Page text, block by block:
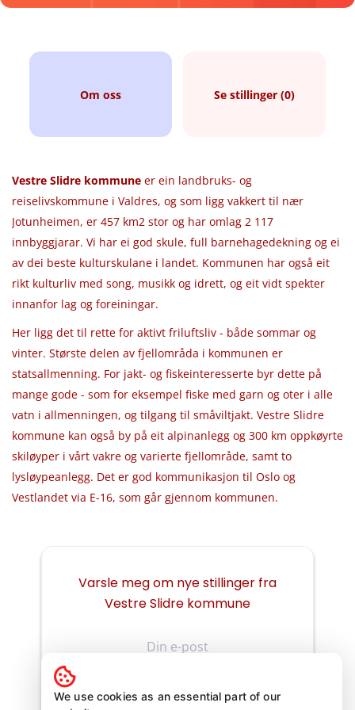
Om oss Se stillinger (0)
Vestre Slidre kommune er ein landbruks- og
reiselivskommune i Valdres, og som ligg vakkert til nær
Jotunheimen, er 457 km2 stor og har omlag 2 117
innbyggjarar. Vi har ei god skule, full barnehagedekning og ei
av dei beste kulturskulane i landet. Kommunen har også eit
rikt kulturliv med song, musikk og idrett, og eit vidt spekter
innanfor lag og foreiningar.
Her ligg det til rette for aktivt friluftsliv - både sommar og
vinter. Største delen av fjellområda i kommunen er
statsallmenning. For jakt- og fiskeinteresserte byr dette på
mange gode - som for eksempel fiske med garn og oter i alle
vatn i allmenningen, og tilgang til småviltjakt. Vestre Slidre
kommune kan også by på eit alpinanlegg og 300 km oppkøyrte
skiløyper i vårt vakre og varierte fjellområde, samt to
lysløypeanlegg. Det er god kommunikasjon til Oslo og
Vestlandet via E-16, som går gjennom kommunen.
Varsle meg om nye stillinger fra
Vestre Slidre kommune
We use cookies as an essential part of our